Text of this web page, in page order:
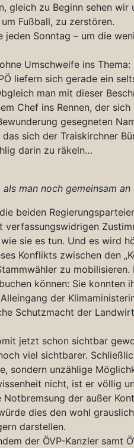
gleich zu Beginn sehen
Fußball, zu zerstören.
jeden Sonntag – um die
Umschweife ins
liefern sich gerade ein
man mit dieser
Chef ins Rennen, der
gesegneten
sich der Traiskirchner
darin zu räkeln…
als man noch gemeinsam
beiden
verfassungswidrigen
sie es tun. Und es wird
Konflikts zwischen den
zu mobilisieren.
können: Sie konnten
der
Schutzmacht der
jetzt schon sichtbar
viel sichtbarer.
sondern unzählige
nicht, ist er völlig
Notbremsung der außer
dies den wohl
darstellen.
der ÖVP-Kanzler samt